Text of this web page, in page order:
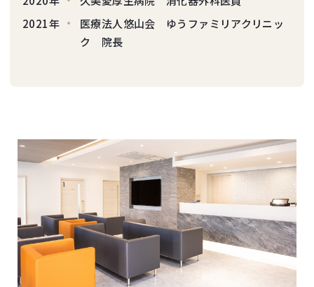
2021年
医療法人悠山会 ゆうファミリアクリニッ
ク 院長